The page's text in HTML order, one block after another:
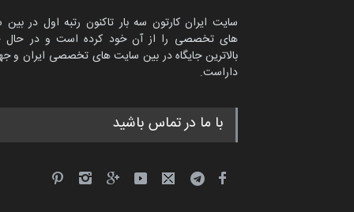
سایت ایران کارتون سه بار تاکنون رتبه اول در
های تخصصی را از آن خود کرده است و در حال
بالاترین جایگاه در بین سایت های تخصصی ایران و
داراست.
با ما در تماس باشید
امین الحباره از عربستان سعودی
کاریکاتور